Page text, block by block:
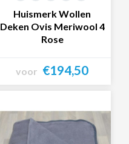
Huismerk Wollen
Deken Ovis Meriwool 4
Rose
voor €194,50